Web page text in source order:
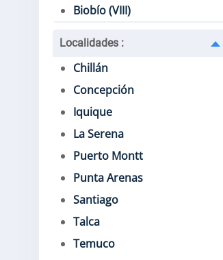
Biobío (VIII)
Localidades :
Chillán
Concepción
Iquique
La Serena
Puerto Montt
Punta Arenas
Santiago
Talca
Temuco